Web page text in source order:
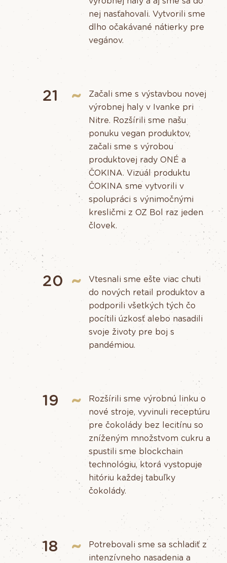
nej nasťahovali. Vytvorili sme
dlho očakávané nátierky pre
vegánov.
21
Začali sme s výstavbou novej
výrobnej haly v Ivanke pri
Nitre. Rozšírili sme našu
ponuku vegan produktov,
začali sme s výrobou
produktovej rady ONÉ a
ČOKINA. Vizuál produktu
ČOKINA sme vytvorili v
spolupráci s výnimočnými
kresličmi z OZ Bol raz jeden
človek.
20
Vtesnali sme ešte viac chuti
do nových retail produktov a
podporili všetkých tých čo
pocítili úzkosť alebo nasadili
svoje životy pre boj s
pandémiou.
19
Rozšírili sme výrobnú linku o
nové stroje, vyvinuli receptúru
pre čokolády bez lecitínu so
zníženým množstvom cukru a
spustili sme blockchain
technológiu, ktorá vystopuje
hitóriu každej tabuľky
čokolády.
18
Potrebovali sme sa schladiť z
intenzívneho nasadenia a